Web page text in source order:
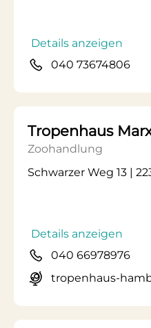
Details anzeigen
040 73674806
Tropenhaus
Zoohandlung
Schwarzer Weg 13 |
Details anzeigen
040 66978976
tropenhaus-